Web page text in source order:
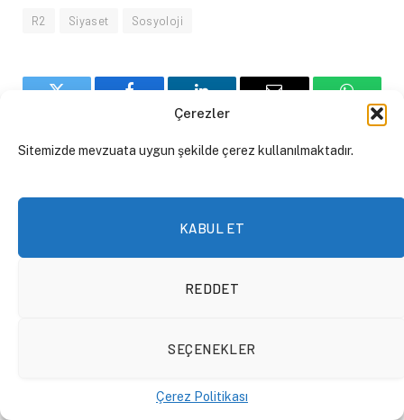
Çerezler
Sitemizde mevzuata uygun şekilde çerez kullanılmaktadır.
KABUL ET
REDDET
SEÇENEKLER
Çerez Politikası
R2 Siyaset Sosyoloji
Facebook LinkedIn
Gelişmeler | 2’li Görüş #10
Çöküşünün Habercisi mi? |